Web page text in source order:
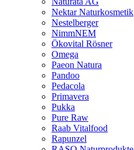
Nektar Naturkosmetik
Nestelberger
NimmNEM
Ökovital Rösner
Omega
Paeon Natura
Pandoo
Pedacola
Primavera
Pukka
Pure Raw
Raab Vitalfood
Rapunzel